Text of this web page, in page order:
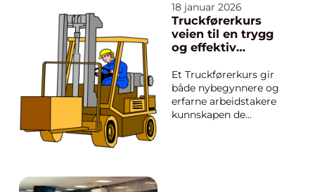
kostnader, lavere
risiko for skader og et
mer effektivt anlegg,
enten det gjelder
eller industri....
18 januar 2026
Truckførerkurs
veien til en trygg
og effektiv
Et Truckførerkurs gir
både nybegynnere og
erfarne arbeidstakere
kunnskapen de